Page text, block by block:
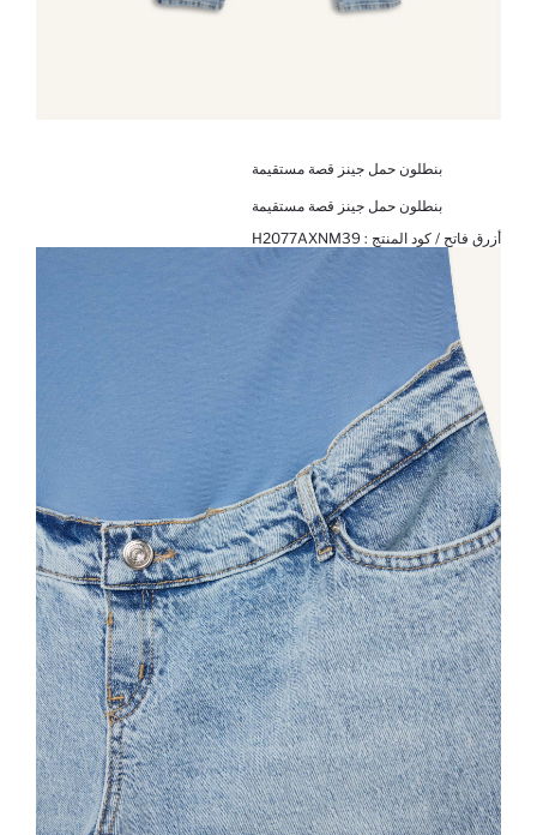
بنطلون حمل جينز قصة مستقيمة
بنطلون حمل جينز قصة مستقيمة
أزرق فاتح / كود المنتج : H2077AXNM39